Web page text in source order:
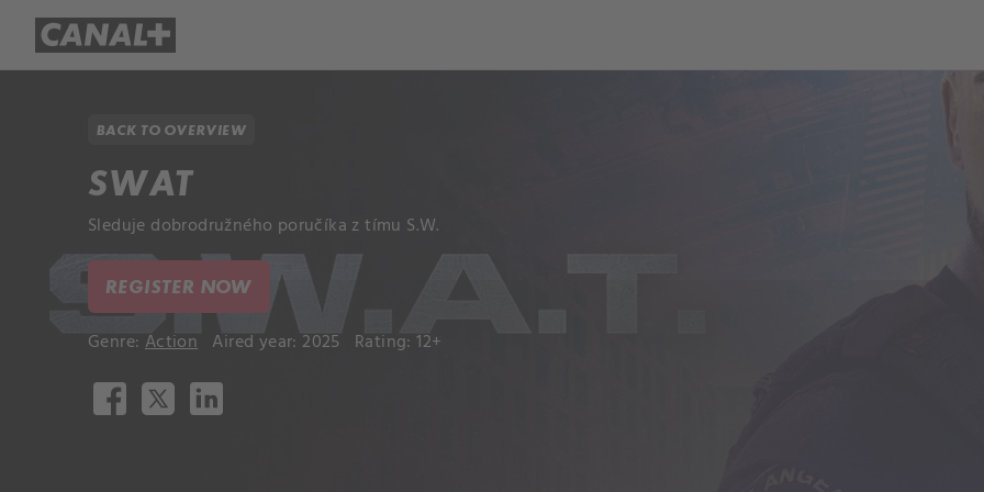
BACK TO OVERVIEW
SWAT
Sleduje dobrodružného poručíka z tímu S.W.
REGISTER NOW
Genre: Action Aired year: 2025 Rating: 12+